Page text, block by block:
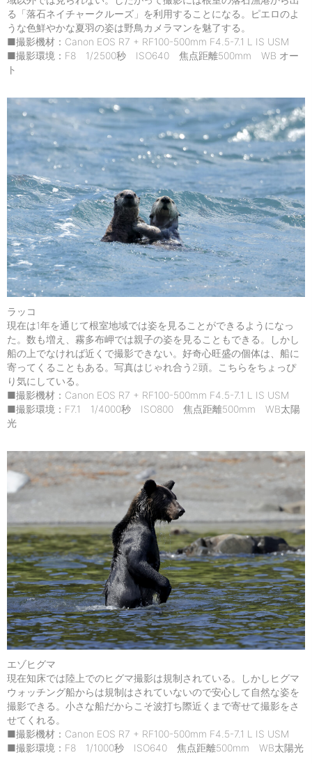
る「落石ネイチャークルーズ」を利用することになる。ピエロのよ
うな色鮮やかな夏羽の姿は野鳥カメラマンを魅了する。
■撮影機材：Canon EOS R7 + RF100-500mm F4.5-7.1 L IS USM
■撮影環境：F8 1/2500秒 ISO640 焦点距離500mm WB オー
ト
ラッコ
現在は1年を通じて根室地域では姿を見ることができるようになっ
た。数も増え、霧多布岬では親子の姿を見ることもできる。しかし
船の上でなければ近くで撮影できない。好奇心旺盛の個体は、船に
寄ってくることもある。写真はじゃれ合う2頭。こちらをちょっぴ
り気にしている。
■撮影機材：Canon EOS R7 + RF100-500mm F4.5-7.1 L IS USM
■撮影環境：F7.1 1/4000秒 ISO800 焦点距離500mm WB太陽
光
エゾヒグマ
現在知床では陸上でのヒグマ撮影は規制されている。しかしヒグマ
ウォッチング船からは規制はされていないので安心して自然な姿を
撮影できる。小さな船だからこそ波打ち際近くまで寄せて撮影をさ
せてくれる。
■撮影機材：Canon EOS R7 + RF100-500mm F4.5-7.1 L IS USM
■撮影環境：F8 1/1000秒 ISO640 焦点距離500mm WB太陽光